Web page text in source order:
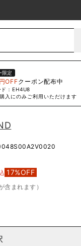
限定
OFFクーポン配布中
： EH4U8
入にのみご利用いただけます
17%OFF
含まれます）